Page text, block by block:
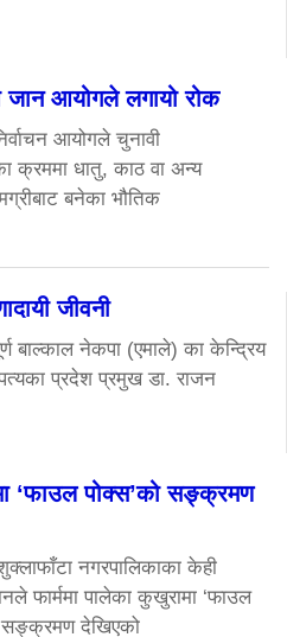
जान आयोगले लगायो रोक
आयोगले चुनावी
क्रममा धातु, काठ वा अन्य
बनेका भौतिक
जीवनी
बाल्काल नेकपा (एमाले) का केन्द्रिय
प्रदेश प्रमुख डा. राजन
‘फाउल पोक्स’को सङ्क्रमण
नगरपालिकाका केही
फार्ममा पालेका कुखुरामा ‘फाउल
सङ्क्रमण देखिएको